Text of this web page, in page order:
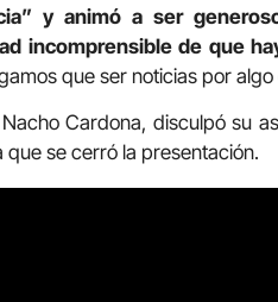
y animó a ser
incomprensible de que
que ser noticias por
Cardona, disculpó su
que se cerró la presentación.